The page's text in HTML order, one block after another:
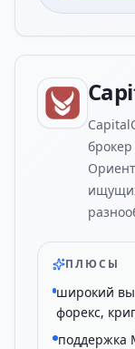
ПЛЮСЫ
широкий
форекс,
поддержка